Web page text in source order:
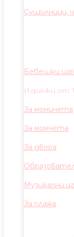
Сушилници,
Бебешки
Играчки от
За момичета
За момчета
За двора
Музикални
За плажа